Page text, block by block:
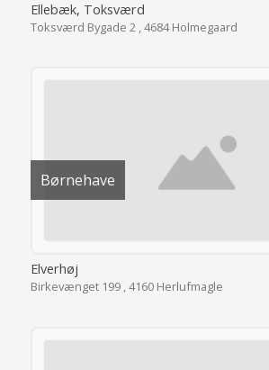
Ellebæk, Toksværd
Toksværd Bygade 2 , 4684 Holmegaard
Børnehave
Elverhøj
Birkevænget 199 , 4160 Herlufmagle